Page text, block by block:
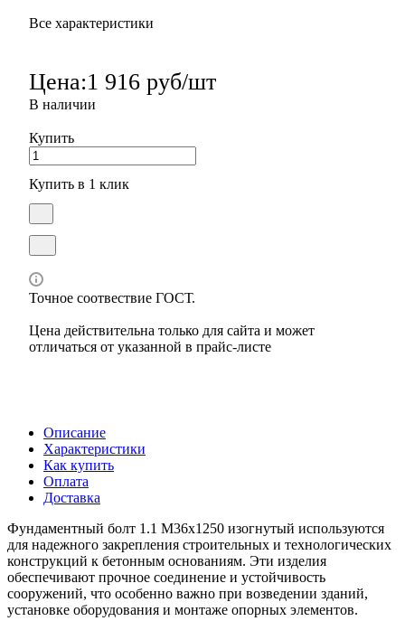
Все характеристики
Цена:1 916 руб/шт
В наличии
Купить
Купить в 1 клик
Точное соотвествие ГОСТ.
Цена действительна только для сайта и может
отличаться от указанной в прайс-листе
Описание
Характеристики
Как купить
Оплата
Доставка
Фундаментный болт 1.1 М36х1250 изогнутый используются
для надежного закрепления строительных и технологических
конструкций к бетонным основаниям. Эти изделия
обеспечивают прочное соединение и устойчивость
сооружений, что особенно важно при возведении зданий,
установке оборудования и монтаже опорных элементов.